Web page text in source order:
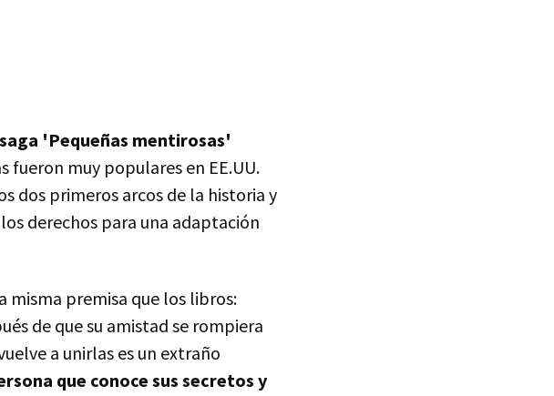
'Pequeñas mentirosas'
fueron muy populares en EE.UU.
dos primeros arcos de la historia y
derechos para una adaptación
misma premisa que los libros:
de que su amistad se rompiera
a unirlas es un extraño
que conoce sus secretos y